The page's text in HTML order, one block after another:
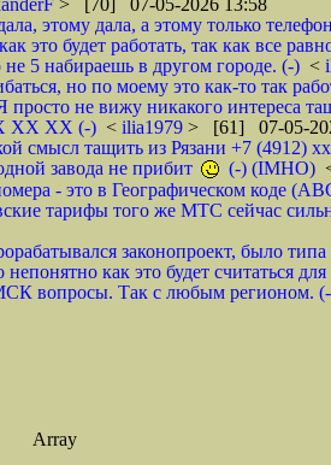
> [70] 07-05-2026 13:58
этому дала, а этому только
это будет работать, так как все
5 набираешь в другом городе. (-) <
но по моему это как-то так
просто не вижу никакого интереса
ХХ ХХ (-) < ilia1979 > [61] 07-05-
смысл тащить из Рязани +7 (4912)
завода не прибит
(-) (IMHO)
- это в Географическом коде
тарифы того же МТС сейчас
законопроект, было
как это будет считаться
вопросы. Так с любым регионом.
Array